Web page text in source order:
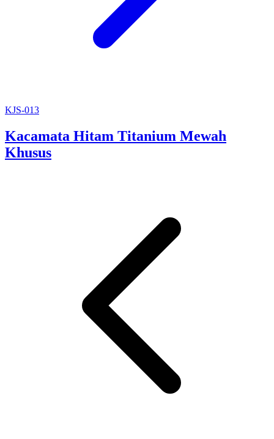
KJS-013
Kacamata Hitam Titanium Mewah
Khusus